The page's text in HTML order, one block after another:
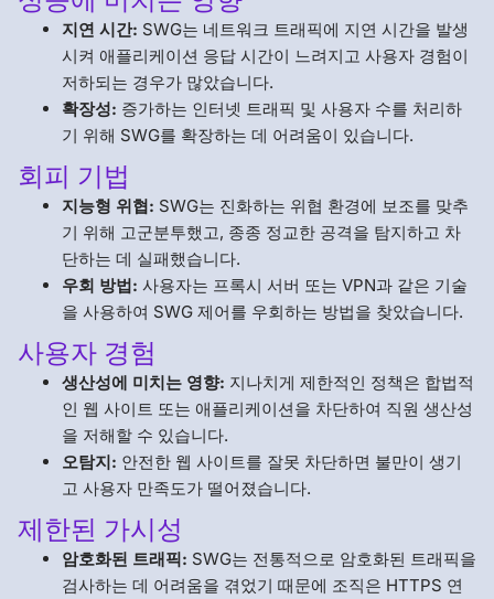
지연 시간: SWG는 네트워크 트래픽에 지연 시간을 발생
시켜 애플리케이션 응답 시간이 느려지고 사용자 경험이
저하되는 경우가 많았습니다.
확장성: 증가하는 인터넷 트래픽 및 사용자 수를 처리하
기 위해 SWG를 확장하는 데 어려움이 있습니다.
회피 기법
지능형 위협: SWG는 진화하는 위협 환경에 보조를 맞추
기 위해 고군분투했고, 종종 정교한 공격을 탐지하고 차
단하는 데 실패했습니다.
우회 방법: 사용자는 프록시 서버 또는 VPN과 같은 기술
을 사용하여 SWG 제어를 우회하는 방법을 찾았습니다.
사용자 경험
생산성에 미치는 영향: 지나치게 제한적인 정책은 합법적
인 웹 사이트 또는 애플리케이션을 차단하여 직원 생산성
을 저해할 수 있습니다.
오탐지: 안전한 웹 사이트를 잘못 차단하면 불만이 생기
고 사용자 만족도가 떨어졌습니다.
제한된 가시성
암호화된 트래픽: SWG는 전통적으로 암호화된 트래픽을
검사하는 데 어려움을 겪었기 때문에 조직은 HTTPS 연